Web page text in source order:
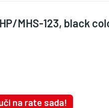
MHS-123, black
na rate sada!